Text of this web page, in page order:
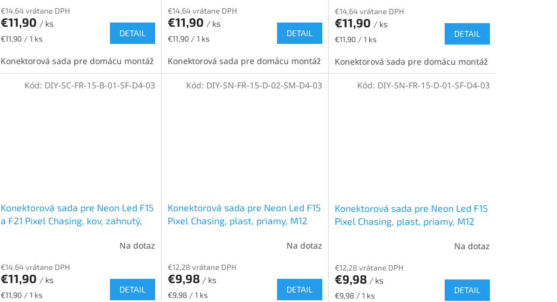
€14,64 vrátane DPH
€11,90 / ks
Jednotková
€11,90 / 1 ks
DETAIL
Konektorová sada pre domácu montáž
€14,64 vrátane DPH
€11,90 / ks
Jednotková
€11,90 / 1 ks
DETAIL
Konektorová sada pre domácu montáž
€14,64 vrátane DPH
€11,90 / ks
Jednotková
€11,90 / 1 ks
DETAIL
Konektorová sada pre domácu montáž
Konektorová sada pre Neon Led F15
a F21 Pixel Chasing, kov, zahnutý,
Na dotaz
€14,64 vrátane DPH
€11,90 / ks
Jednotková
€11,90 / 1 ks
DETAIL
Kód: DIY-SC-FR-15-B-01-SF-D4-03
Konektorová sada pre Neon Led F15
Pixel Chasing, plast, priamy, M12
Na dotaz
€12,28 vrátane DPH
€9,98 / ks
Jednotková
€9,98 / 1 ks
DETAIL
Kód: DIY-SN-FR-15-D-02-SM-D4-03
Konektorová sada pre Neon Led F15
Pixel Chasing, plast, priamy, M12
Na dotaz
€12,28 vrátane DPH
€9,98 / ks
Jednotková
€9,98 / 1 ks
DETAIL
Kód: DIY-SN-FR-15-D-01-SF-D4-03